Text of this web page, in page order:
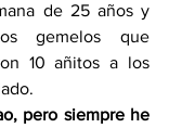
de 25 años y
gemelos que
10 añitos a los
pero siempre he